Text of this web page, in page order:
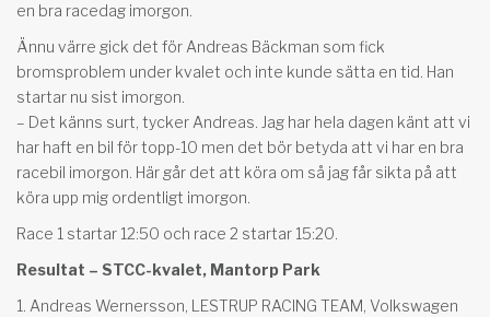
en bra racedag imorgon.
Ännu värre gick det för Andreas Bäckman som fick
bromsproblem under kvalet och inte kunde sätta en tid. Han
startar nu sist imorgon.
– Det känns surt, tycker Andreas. Jag har hela dagen känt att vi
har haft en bil för topp-10 men det bör betyda att vi har en bra
racebil imorgon. Här går det att köra om så jag får sikta på att
köra upp mig ordentligt imorgon.
Race 1 startar 12:50 och race 2 startar 15:20.
Resultat – STCC-kvalet, Mantorp Park
1. Andreas Wernersson, LESTRUP RACING TEAM, Volkswagen